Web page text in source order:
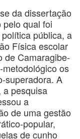
da dissertação
qual foi
pública, a
Física escolar
de Camaragibe-
os
superadora. A
a pesquisa
a
de uma gestão
popular,
de cunho